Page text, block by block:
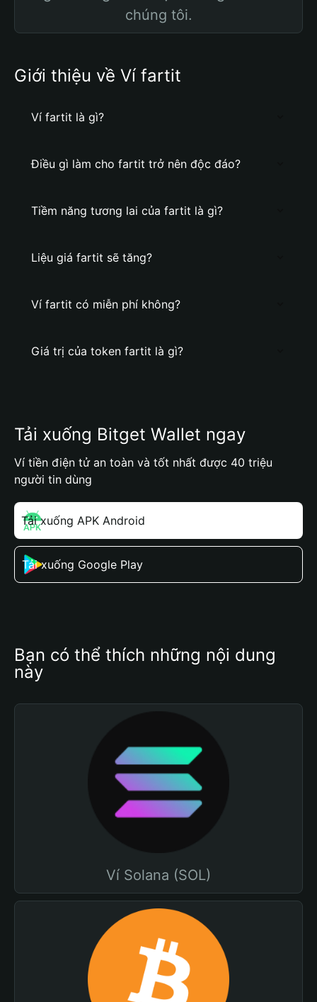
chúng tôi.
Giới thiệu về Ví fartit
Ví fartit là gì?
Điều gì làm cho fartit trở nên độc đáo?
Tiềm năng tương lai của fartit là gì?
Liệu giá fartit sẽ tăng?
Ví fartit có miễn phí không?
Giá trị của token fartit là gì?
Tải xuống Bitget Wallet ngay
Ví tiền điện tử an toàn và tốt nhất được 40 triệu
người tin dùng
Tải xuống APK Android
Tải xuống Google Play
Bạn có thể thích những nội dung
này
Ví Solana (SOL)